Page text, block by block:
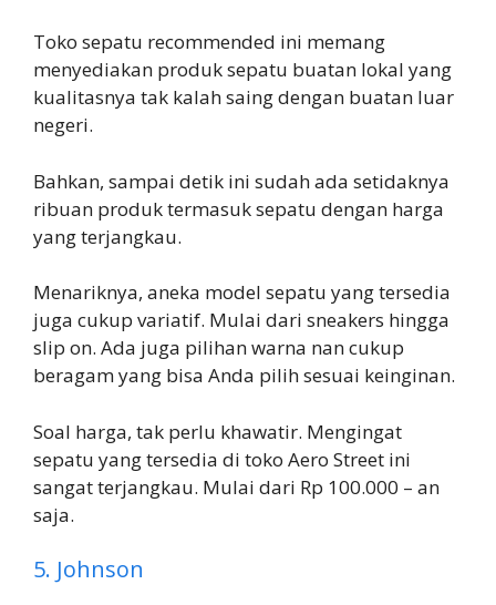
Toko sepatu recommended ini memang
menyediakan produk sepatu buatan lokal yang
kualitasnya tak kalah saing dengan buatan luar
negeri.
Bahkan, sampai detik ini sudah ada setidaknya
ribuan produk termasuk sepatu dengan harga
yang terjangkau.
Menariknya, aneka model sepatu yang tersedia
juga cukup variatif. Mulai dari sneakers hingga
slip on. Ada juga pilihan warna nan cukup
beragam yang bisa Anda pilih sesuai keinginan.
Soal harga, tak perlu khawatir. Mengingat
sepatu yang tersedia di toko Aero Street ini
sangat terjangkau. Mulai dari Rp 100.000 – an
saja.
5. Johnson